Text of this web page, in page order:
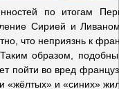
по итогам
Сирией и
что неприязнь к
образом,
пойти во вред
«жёлтых» и «синих»